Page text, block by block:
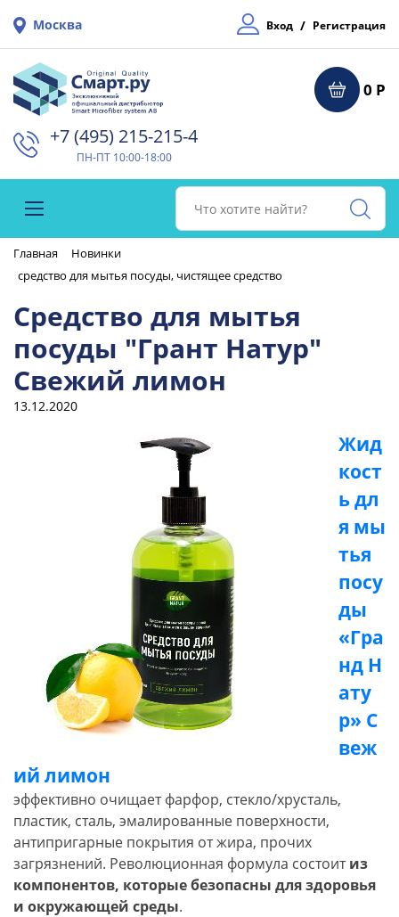
Москва Вход / Регистрация
0 Р
+7 (495) 215-215-4⁠
ПН-ПТ 10:00-18:00
Главная
Новинки
средство для мытья посуды, чистящее средство
Средство для мытья
посуды "Грант Натур"
Свежий лимон
13.12.2020
Жид
кост
ь дл
я мы
тья
посу
ды
«Гра
нд Н
ату
р» С
веж
ий лимон
эффективно очищает фарфор, стекло/хрусталь,
пластик, сталь, эмалированные поверхности,
антипригарные покрытия от жира, прочих
загрязнений. Революционная формула состоитиз
компонентов, которые безопасны для здоровья
и окружающей среды.